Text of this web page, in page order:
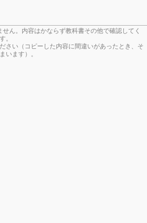
ん。内容はかならず教科書その他で確認してく
。
さい（コピーした内容に間違いがあったとき、そ
います）。